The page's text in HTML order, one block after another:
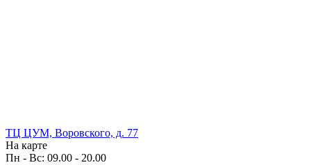
ТЦ ЦУМ, Воровского, д. 77
На карте
Пн - Вс: 09.00 - 20.00